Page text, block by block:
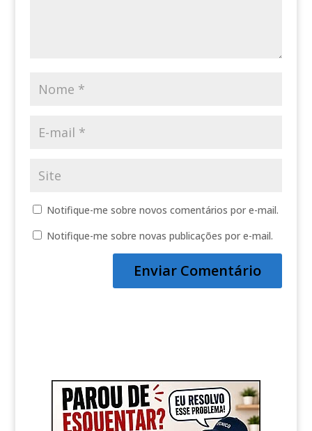
Notifique-me sobre novos comentários por e-mail.
Notifique-me sobre novas publicações por e-mail.